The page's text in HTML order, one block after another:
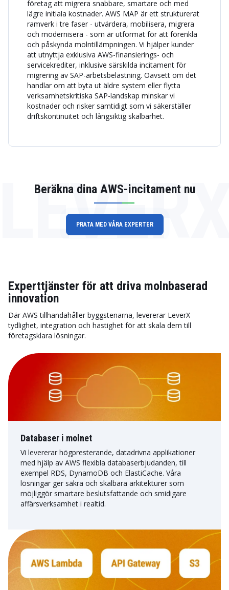
företag att migrera snabbare, smartare och med
lägre initiala kostnader. AWS MAP är ett strukturerat
ramverk i tre faser - utvärdera, mobilisera, migrera
och modernisera - som är utformat för att förenkla
och påskynda molntillämpningen. Vi hjälper kunder
att utnyttja exklusiva AWS-finansierings- och
servicekrediter, inklusive särskilda incitament för
migrering av SAP-arbetsbelastning. Oavsett om det
handlar om att byta ut äldre system eller flytta
verksamhetskritiska SAP-landskap minskar vi
kostnader och risker samtidigt som vi säkerställer
driftskontinuitet och långsiktig skalbarhet.
Beräkna dina AWS-incitament nu
PRATA MED VÅRA EXPERTER
Experttjänster för att driva molnbaserad
innovation
Där AWS tillhandahåller byggstenarna, levererar LeverX
tydlighet, integration och hastighet för att skala dem till
företagsklara lösningar.
Databaser i molnet
Vi levererar högpresterande, datadrivna applikationer
med hjälp av AWS flexibla databaserbjudanden, till
exempel RDS, DynamoDB och ElastiCache. Våra
lösningar ger säkra och skalbara arkitekturer som
möjliggör smartare beslutsfattande och smidigare
affärsverksamhet i realtid.